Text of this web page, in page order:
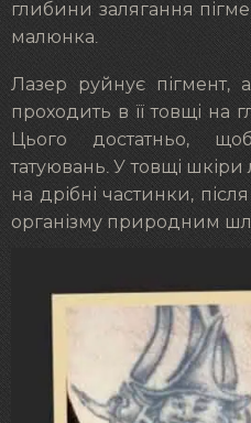
глибини залягання
малюнка.
Лазер руйнує пігмент,
проходить в її товщі на
Цього достатньо,
татуювань. У товщі
на дрібні частинки,
організму природним